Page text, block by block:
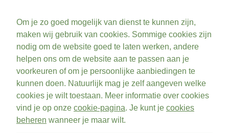
Om je zo goed mogelijk van dienst te kunnen zijn,
maken wij gebruik van cookies. Sommige cookies zijn
nodig om de website goed te laten werken, andere
helpen ons om de website aan te passen aan je
voorkeuren of om je persoonlijke aanbiedingen te
kunnen doen. Natuurlijk mag je zelf aangeven welke
cookies je wilt toestaan. Meer informatie over cookies
vind je op onze cookie-pagina. Je kunt je cookies
beheren wanneer je maar wilt.